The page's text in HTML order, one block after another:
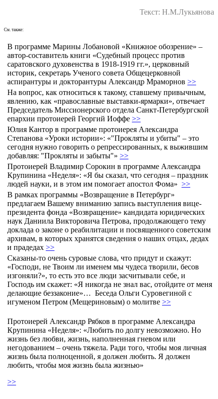
Текст: Н.М.Лукьянова
См. также:
В программе Марины Лобановой «Книжное обозрение» –
автор-составитель книги «Судебный процесс против
саратовского духовенства в 1918-1919 гг.», церковный
историк, секретарь Ученого совета Общецерковной
аспирантуры и докторантуры Александр Мраморнов >>
На вопрос, как относиться к такому, ставшему привычным,
явлению, как «православные выставки-ярмарки», отвечает
Председатель Миссионерского отдела Санкт-Петербургской
епархии протоиерей Георгий Иоффе >>
Юлия Кантор в программе протоиерея Александра
Степанова «Уроки истории»: «"Прокляты и убиты" – это
сегодня нужно говорить о репрессированных, к выжившим
добавляя: "Прокляты и забыты"» >>
Протоиерей Владимир Сорокин в программе Александра
Крупинина «Неделя»: «Я бы сказал, что сегодня – праздник
людей науки, и в этом им помогает апостол Фома» >>
В рамках программы «Возвращение в Петербург»
предлагаем Вашему вниманию запись выступления вице-
президента фонда «Возвращение» кандидата юридических
наук Даниила Викторовича Петрова, продолжающего тему
доклада о законе о реабилитации и посвященного советским
архивам, в которых хранятся сведения о наших отцах, дедах
и прадедах >>
Сказаны-то очень суровые слова, что придут и скажут:
«Господи, не Твоим ли именем мы чудеса творили, бесов
изгоняли?», то есть это все люди засчитывали себе, и
Господь им скажет: «Я никогда не знал вас, отойдите от меня
делающие беззаконие»… Беседа Ольги Суровегиной с
игуменом Петром (Мещериновым) о молитве >>
Протоиерей Александр Рябков в программе Александра
Крупинина «Неделя»: «Любить по долгу невозможно. Но
жизнь без любви, жизнь, наполненная гневом или
негодованием – очень тяжела. Ради того, чтобы моя личная
жизнь была полноценной, я должен любить. Я должен
любить, чтобы моя жизнь была жизнью»
>>